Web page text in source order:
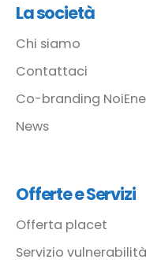
La società
Chi siamo
Contattaci
Co-branding
News
Offerte e Servizi
Offerta placet
Servizio